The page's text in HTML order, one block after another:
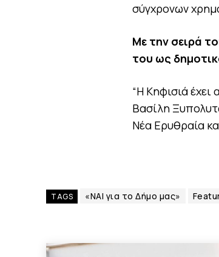
σύγχρονων
Με την σειρά
του ως
“Η Κηφισιά
Βασίλη
Νέα Ερυθραία
TAGS «ΝΑΙ για το Δήμο μας»